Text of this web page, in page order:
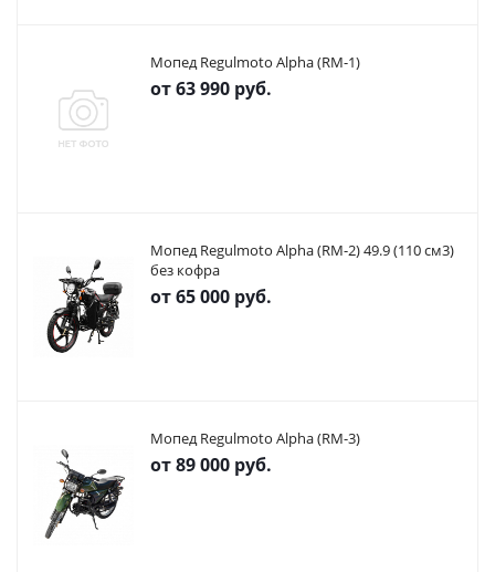
Мопед Regulmoto Alpha (RM-1)
от63 990 руб.
Мопед Regulmoto Alpha (RM-2) 49.9 (110 см3)
без кофра
от65 000 руб.
Мопед Regulmoto Alpha (RM-3)
от89 000 руб.